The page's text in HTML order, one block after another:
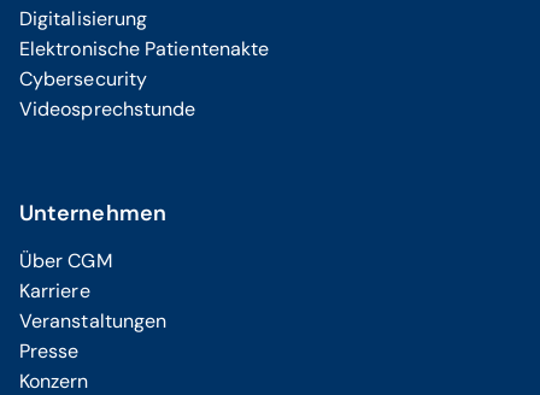
Digitalisierung
Elektronische Patientenakte
Cybersecurity
Videosprechstunde
Unternehmen
Über CGM
Karriere
Veranstaltungen
Presse
Konzern